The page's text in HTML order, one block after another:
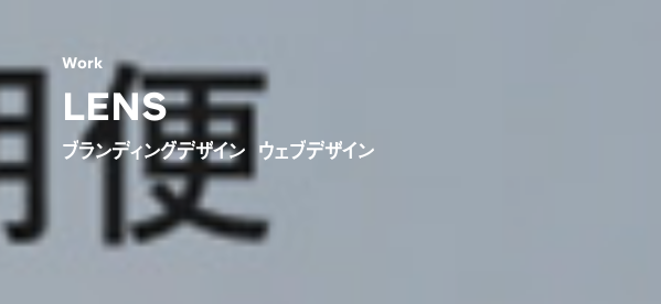
LENS
Work
ブランディングデザイン ウェブデザイン